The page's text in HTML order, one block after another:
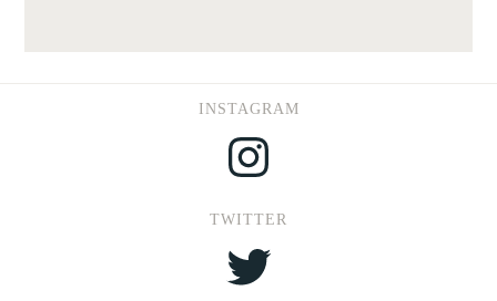
INSTAGRAM
Instagram
TWITTER
Twitter